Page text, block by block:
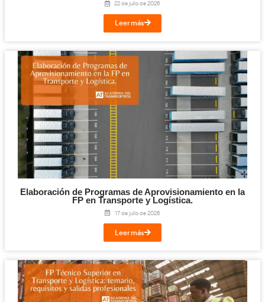
Puntos de Interés.
FP en Transporte y Logística (DAC Docencia).
Noticas sobre FP en Transporte y Logística (EcoDriver).
Manual de FP en Transporte y Logística (Formate Editorial).
Regístrate en el Grado
Transporte y Logística y
tu futuro profesional.
Para recibir más información como en estaFormación
Transporte y Logísticay convertirte en un granTécnico
Transporte y Logísticavisita nuestraweb.